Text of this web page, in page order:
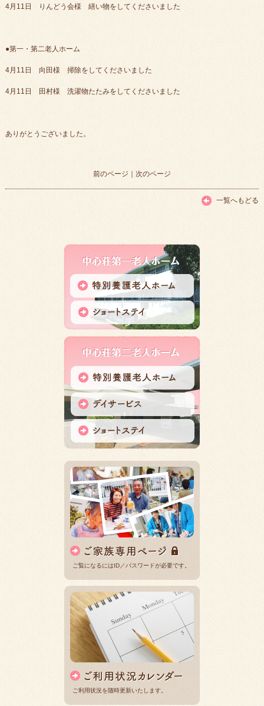
4月11日 りんどう会様 繕い物をしてくださいました
●第一・第二老人ホーム
4月11日 向田様 掃除をしてくださいました
4月11日 田村様 洗濯物たたみをしてくださいました
ありがとうございました。
前のページ ｜ 次のページ
一覧へもどる
ご覧になるにはID／パスワードが必要です。
ご利用状況を随時更新いたします。